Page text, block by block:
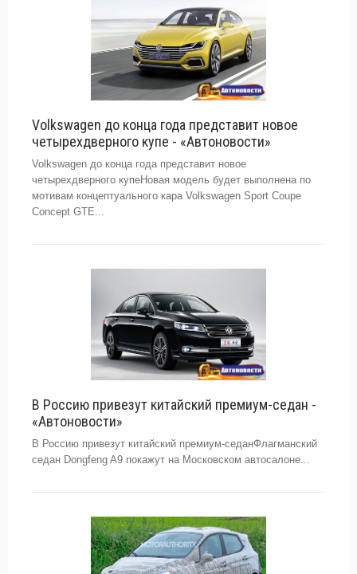
Volkswagen до конца года представит новое
четырехдверного купе - «Автоновости»
Volkswagen до конца года представит новое
четырехдверного купеНовая модель будет выполнена по
мотивам концептуального кара Volkswagen Sport Coupe
Concept GTE...
В Россию привезут китайский премиум-седан -
«Автоновости»
В Россию привезут китайский премиум-седанФлагманский
седан Dongfeng A9 покажут на Московском автосалоне...